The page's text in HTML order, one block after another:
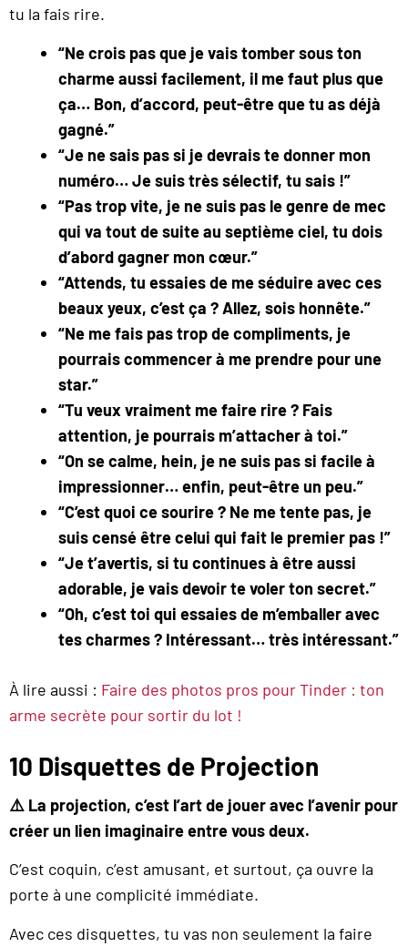
tu la fais rire.
“Ne crois pas que je vais tomber sous ton
charme aussi facilement, il me faut plus que
ça… Bon, d’accord, peut-être que tu as déjà
gagné.”
“Je ne sais pas si je devrais te donner mon
numéro… Je suis très sélectif, tu sais !”
“Pas trop vite, je ne suis pas le genre de mec
qui va tout de suite au septième ciel, tu dois
d’abord gagner mon cœur.”
“Attends, tu essaies de me séduire avec ces
beaux yeux, c’est ça ? Allez, sois honnête.”
“Ne me fais pas trop de compliments, je
pourrais commencer à me prendre pour une
star.”
“Tu veux vraiment me faire rire ? Fais
attention, je pourrais m’attacher à toi.”
“On se calme, hein, je ne suis pas si facile à
impressionner… enfin, peut-être un peu.”
“C’est quoi ce sourire ? Ne me tente pas, je
suis censé être celui qui fait le premier pas !”
“Je t’avertis, si tu continues à être aussi
adorable, je vais devoir te voler ton secret.”
“Oh, c’est toi qui essaies de m’emballer avec
tes charmes ? Intéressant… très intéressant.”
À lire aussi : Faire des photos pros pour Tinder : ton
arme secrète pour sortir du lot !
10 Disquettes de Projection
⚠️ La projection, c’est l’art de jouer avec l’avenir pour
créer un lien imaginaire entre vous deux.
C’est coquin, c’est amusant, et surtout, ça ouvre la
porte à une complicité immédiate.
Avec ces disquettes, tu vas non seulement la faire